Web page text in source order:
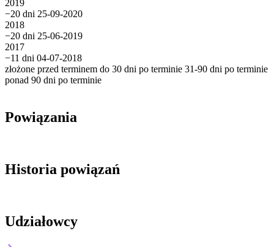
2019
−20 dni 25-09-2020
2018
−20 dni 25-06-2019
2017
−11 dni 04-07-2018
złożone przed terminem do 30 dni po terminie 31-90 dni po terminie
ponad 90 dni po terminie
Powiązania
Historia powiązań
Udziałowcy